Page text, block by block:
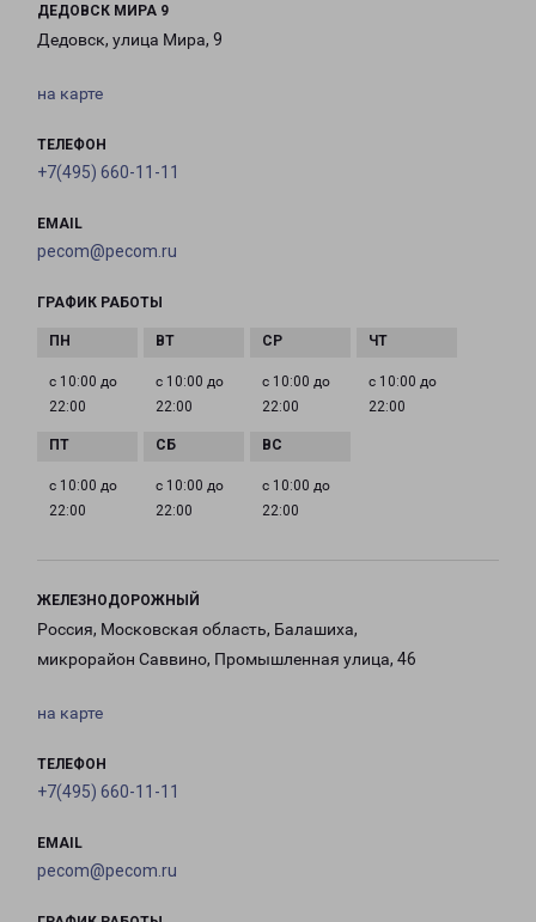
ДЕДОВСК МИРА 9
Дедовск, улица Мира, 9
на карте
ТЕЛЕФОН
+7(495) 660-11-11
EMAIL
pecom@pecom.ru
ГРАФИК РАБОТЫ
с 10:00 до
22:00
с 10:00 до
22:00
с 10:00 до
22:00
с 10:00 до
22:00
с 10:00 до
22:00
с 10:00 до
22:00
с 10:00 до
22:00
ЖЕЛЕЗНОДОРОЖНЫЙ
Россия, Московская область, Балашиха,
микрорайон Саввино, Промышленная улица, 46
на карте
ТЕЛЕФОН
+7(495) 660-11-11
EMAIL
pecom@pecom.ru